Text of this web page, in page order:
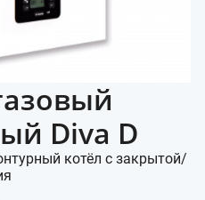
Diva D
котёл с закрытой/